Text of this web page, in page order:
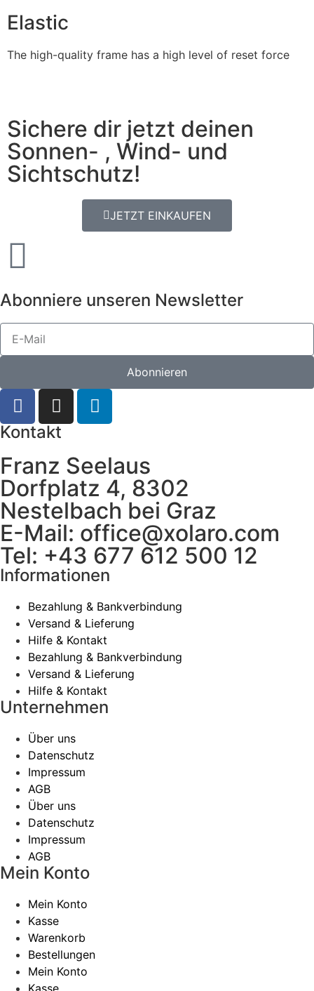
Elastic
The high-quality frame has a high level of reset force
Sichere dir jetzt deinen
Sonnen- , Wind- und
Sichtschutz!
JETZT EINKAUFEN
Abonniere unseren Newsletter
Abonnieren
Kontakt
Franz Seelaus
Dorfplatz 4, 8302
Nestelbach bei Graz
E-Mail: office@xolaro.com
Tel: +43 677 612 500 12
Informationen
Bezahlung & Bankverbindung
Versand & Lieferung
Hilfe & Kontakt
Bezahlung & Bankverbindung
Versand & Lieferung
Hilfe & Kontakt
Unternehmen
Über uns
Datenschutz
Impressum
AGB
Über uns
Datenschutz
Impressum
AGB
Mein Konto
Mein Konto
Kasse
Warenkorb
Bestellungen
Mein Konto
Kasse